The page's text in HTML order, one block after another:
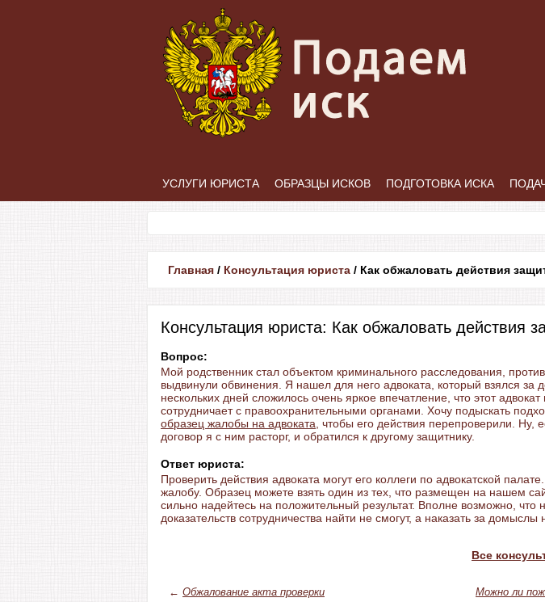
УСЛУГИ ЮРИСТА ОБРАЗЦЫ ИСКОВ ПОДГОТОВКА ИСКА
Главная / Консультация юриста / Как обжаловать действия
Консультация юриста: Как обжаловать действия
Вопрос:
Мой родственник стал объектом криминального расследования,
выдвинули обвинения. Я нашел для него адвоката, который взялся за
нескольких дней сложилось очень яркое впечатление, что этот адвокат
сотрудничает с правоохранительными органами. Хочу подыскать
образец жалобы на адвоката , чтобы его действия перепроверили. Ну,
договор я с ним расторг, и обратился к другому защитнику.
Ответ юриста:
Проверить действия адвоката могут его коллеги по адвокатской
жалобу. Образец можете взять один из тех, что размещен на нашем
сильно надейтесь на положительный результат. Вполне возможно, что
доказательств сотрудничества найти не смогут, а наказать за домыслы
Все
← Обжалование акта проверки
Можно ли